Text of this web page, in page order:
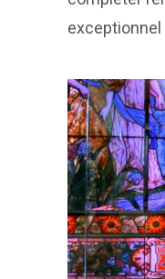
exceptionnel